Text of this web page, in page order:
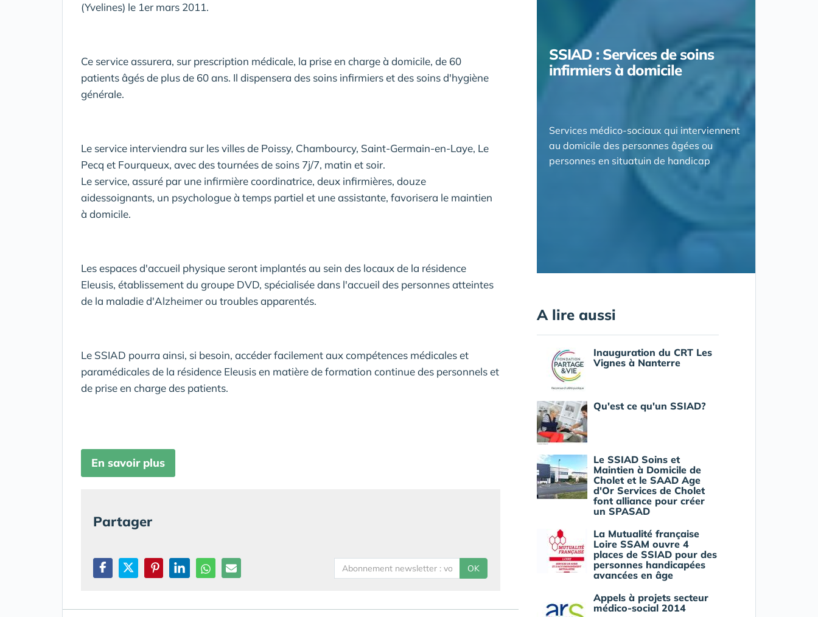
(Yvelines) le 1er mars 2011.
Ce service assurera, sur prescription médicale, la prise en charge à domicile, de 60
patients âgés de plus de 60 ans. Il dispensera des soins infirmiers et des soins d'hygiène
générale.
Le service interviendra sur les villes de Poissy, Chambourcy, Saint-Germain-en-Laye, Le
Pecq et Fourqueux, avec des tournées de soins 7j/7, matin et soir.
Le service, assuré par une infirmière coordinatrice, deux infirmières, douze
aidessoignants, un psychologue à temps partiel et une assistante, favorisera le maintien
à domicile.
Les espaces d'accueil physique seront implantés au sein des locaux de la résidence
Eleusis, établissement du groupe DVD, spécialisée dans l'accueil des personnes atteintes
de la maladie d'Alzheimer ou troubles apparentés.
Le SSIAD pourra ainsi, si besoin, accéder facilement aux compétences médicales et
paramédicales de la résidence Eleusis en matière de formation continue des personnels et
de prise en charge des patients.
En savoir plus
Partager
OK
SSIAD : Services de soins
infirmiers à domicile
Services médico-sociaux qui interviennent
au domicile des personnes âgées ou
personnes en situatuin de handicap
A lire aussi
Inauguration du CRT Les
Vignes à Nanterre
Qu'est ce qu'un SSIAD?
Le SSIAD Soins et
Maintien à Domicile de
Cholet et le SAAD Age
d'Or Services de Cholet
font alliance pour créer
un SPASAD
La Mutualité française
Loire SSAM ouvre 4
places de SSIAD pour des
personnes handicapées
avancées en âge
Appels à projets secteur
médico-social 2014